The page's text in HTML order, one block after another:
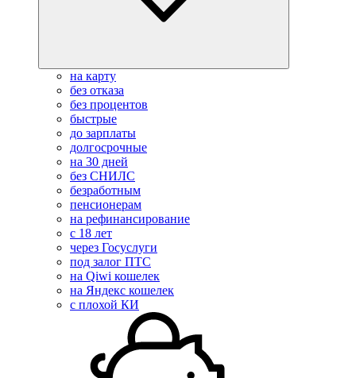
на карту
без отказа
без процентов
быстрые
до зарплаты
долгосрочные
на 30 дней
без СНИЛС
безработным
пенсионерам
на рефинансирование
с 18 лет
через Госуслуги
под залог ПТС
на Qiwi кошелек
на Яндекс кошелек
с плохой КИ